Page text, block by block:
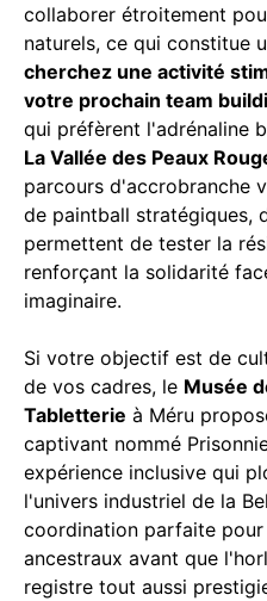
collaborer étroitement
naturels, ce qui constitue
cherchez une activité
votre prochain team
qui préfèrent l'adrénaline
La Vallée des Peaux
parcours d'accrobranche
de paintball stratégiques,
permettent de tester la
renforçant la solidarité
imaginaire.
Si votre objectif est de
de vos cadres, le Musée
Tabletterie à Méru
captivant nommé
expérience inclusive qui
l'univers industriel de la
coordination parfaite pour
ancestraux avant que
registre tout aussi